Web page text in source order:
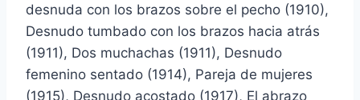
desnuda con los brazos sobre el pecho (1910),
Desnudo tumbado con los brazos hacia atrás
(1911), Dos muchachas (1911), Desnudo
femenino sentado (1914), Pareja de mujeres
(1915), Desnudo acostado (1917), El abrazo